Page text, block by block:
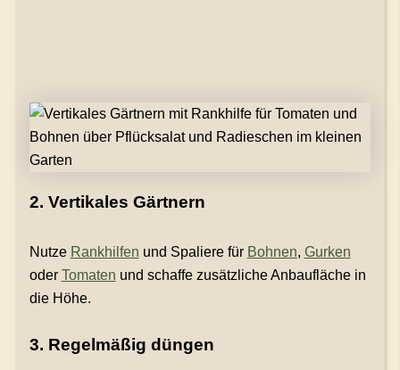
2. Vertikales Gärtnern
Nutze Rankhilfen und Spaliere für Bohnen, Gurken
oder Tomaten und schaffe zusätzliche Anbaufläche in
die Höhe.
3. Regelmäßig düngen